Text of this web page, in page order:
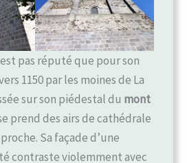
pas réputé que pour son
1150 par les moines de La
sur son piédestal du mont
prend des airs de cathédrale
Sa façade d’une
contraste violemment avec